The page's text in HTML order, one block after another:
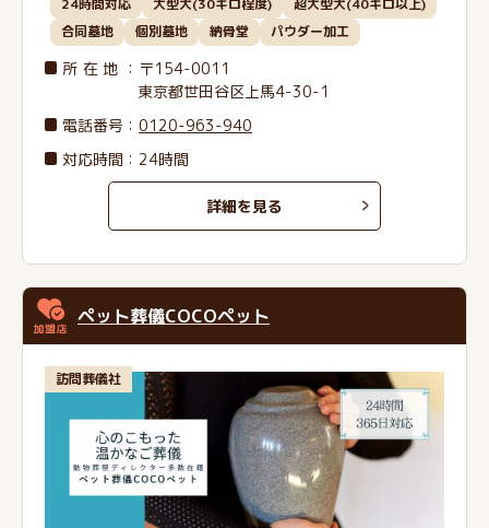
24時間対応 大型犬(30キロ程度)
超大型犬(40キロ以上)
合同墓地
個別墓地 納骨堂 パウダー加工
所在地 ：〒154-0011
東京都世田谷区上馬4-30-1
電話番号 ：0120-963-940
対応時間：24時間
詳細を見る
ペット葬儀COCOペット
訪問葬儀社